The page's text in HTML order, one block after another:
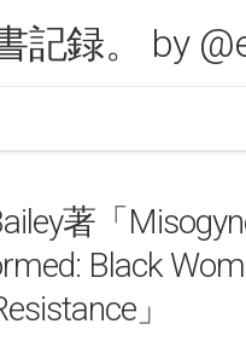
記録。 by
著「
Black
」